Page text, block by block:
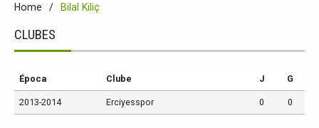
Home Bilal Kiliç
CLUBES
Época Clube J G
2013-2014 Erciyesspor 0 0